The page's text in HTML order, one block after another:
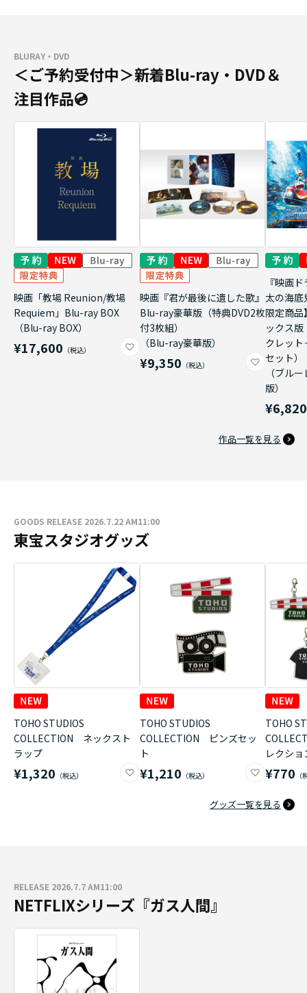
BLURAY・DVD
＜ご予約受付中＞新着Blu-ray・DVD＆
注目作品💿
映画「教場 Reunion/教場
Requiem」Blu-ray BOX
（Blu-ray BOX）
¥17,600
映画『君が最後に遺した歌』
Blu-ray豪華版（特典DVD2枚
付3枚組）
（Blu-ray豪華版）
¥9,350
『映画
太の海底
限定商品
ックス
クレッ
セット）
（ブル
版）
¥6,820
作品一覧を見る
GOODS RELEASE 2026.7.22 AM11:00
東宝スタジオグッズ
TOHO STUDIOS
COLLECTION ネックスト
ラップ
¥1,320
TOHO STUDIOS
COLLECTION ピンズセッ
ト
¥1,210
TOHO
レクシ
¥770
グッズ一覧を見る
RELEASE 2026.7.7 AM11:00
NETFLIXシリーズ『ガス人間』